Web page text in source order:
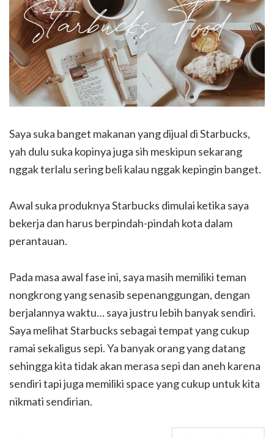
Saya suka banget makanan yang dijual di Starbucks,
yah dulu suka kopinya juga sih meskipun sekarang
nggak terlalu sering beli kalau nggak kepingin banget.
Awal suka produknya Starbucks dimulai ketika saya
bekerja dan harus berpindah-pindah kota dalam
perantauan.
Pada masa awal fase ini, saya masih memiliki teman
nongkrong yang senasib sepenanggungan, dengan
berjalannya waktu… saya justru lebih banyak sendiri.
Saya melihat Starbucks sebagai tempat yang cukup
ramai sekaligus sepi. Ya banyak orang yang datang
sehingga kita tidak akan merasa sepi dan aneh karena
sendiri tapi juga memiliki space yang cukup untuk kita
nikmati sendirian.